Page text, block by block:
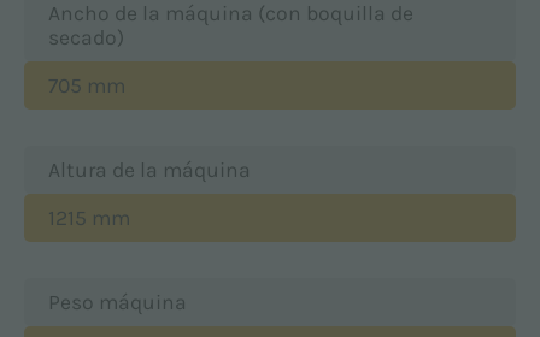
Ancho de la máquina (con boquilla de
secado)
705 mm
Altura de la máquina
1215 mm
Peso máquina